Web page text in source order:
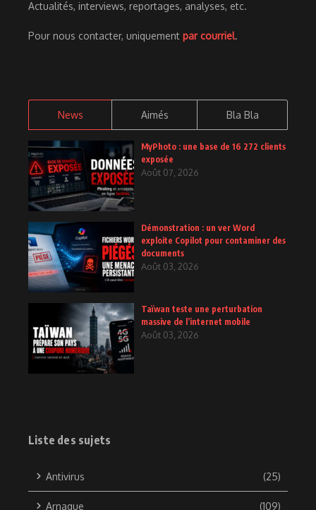
Actualités, interviews, reportages, analyses, etc.
Pour nous contacter, uniquement par courriel.
News Aimés Bla Bla
MyPhoto : une base de 16 272 clients
exposée
Août 07, 2026
Démonstration : un ver Word
exploite Copilot pour contaminer des
documents
Août 03, 2026
Taïwan teste une perturbation
massive de l’internet mobile
Août 03, 2026
Liste des sujets
Antivirus (25)
Arnaque (109)